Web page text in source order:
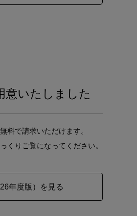
意いたしました
料で請求いただけます。
くりご覧になってください。
年度版）を見る